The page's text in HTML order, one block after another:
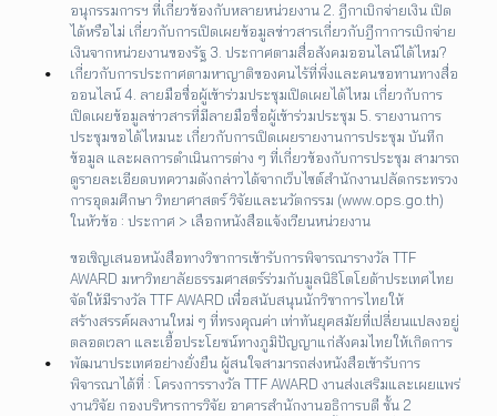
อนุกรรมการฯ ที่เกี่ยวข้องกับหลายหน่วยงาน 2. ฎีกาเบิกจ่ายเงิน เปิด
ได้หรือไม่ เกี่ยวกับการเปิดเผยข้อมูลข่าวสารเกี่ยวกับฎีกาการเบิกจ่าย
เงินจากหน่วยงานของรัฐ 3. ประกาศตามสื่อสังคมออนไลน์ได้ไหม?
เกี่ยวกับการประกาศตามหาญาติของคนไร้ที่พึ่งและคนขอทานทางสื่อ
ออนไลน์ 4. ลายมือชื่อผู้เข้าร่วมประชุมเปิดเผยได้ไหม เกี่ยวกับการ
เปิดเผยข้อมูลข่าวสารที่มีลายมือชื่อผู้เข้าร่วมประชุม 5. รายงานการ
ประชุมขอได้ไหมนะ เกี่ยวกับการเปิดเผยรายงานการประชุม บันทึก
ข้อมูล และผลการดำเนินการต่าง ๆ ที่เกี่ยวข้องกับการประชุม สามารถ
ดูรายละเอียดบทความดังกล่าวได้จากเว็บไซต์สำนักงานปลัดกระทรวง
การอุดมศึกษา วิทยาศาสตร์ วิจัยและนวัตกรรม (www.ops.go.th)
ในหัวข้อ : ประกาศ > เลือกหนังสือแจ้งเวียนหน่วยงาน
ขอเชิญเสนอหนังสือทางวิชาการเข้ารับการพิจารณารางวัล TTF
AWARD มหาวิทยาลัยธรรมศาสตร์ร่วมกับมูลนิธิโตโยต้าประเทศไทย
จัดให้มีรางวัล TTF AWARD เพื่อสนับสนุนนักวิชาการไทยให้
สร้างสรรค์ผลงานใหม่ ๆ ที่ทรงคุณค่า เท่าทันยุคสมัยที่เปลี่ยนแปลงอยู่
ตลอดเวลา และเอื้อประโยชน์ทางภูมิปัญญาแก่สังคมไทยให้เกิดการ
พัฒนาประเทศอย่างยั่งยืน ผู้สนใจสามารถส่งหนังสือเข้ารับการ
พิจารณาได้ที่ : โครงการรางวัล TTF AWARD งานส่งเสริมและเผยแพร่
งานวิจัย กองบริหารการวิจัย อาคารสำนักงานอธิการบดี ชั้น 2